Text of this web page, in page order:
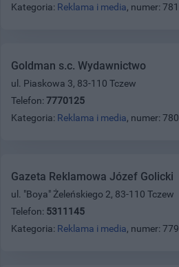
Kategoria: Reklama i media, numer: 781
Goldman s.c. Wydawnictwo
ul. Piaskowa 3, 83-110 Tczew
Telefon: 7770125
Kategoria: Reklama i media, numer: 780
Gazeta Reklamowa Józef Golicki
ul. "Boya" Żeleńskiego 2, 83-110 Tczew
Telefon: 5311145
Kategoria: Reklama i media, numer: 779